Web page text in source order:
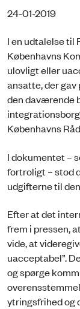
24-01-2019
I en udtalelse til
Københavns
ulovligt eller
ansatte, der
den daværende
Københavns
I dokumentet –
fortroligt – stod
udgifterne til
Efter at det
frem i pressen,
vide, at
uacceptabel”.
og spørge
ytringsfrihed og